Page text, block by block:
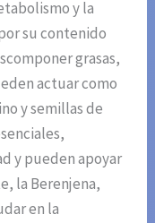
y la
su contenido
grasas,
actuar como
y semillas de
y pueden apoyar
la Berenjena,
en la